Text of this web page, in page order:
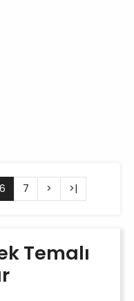
6 7 > >|
Temalı